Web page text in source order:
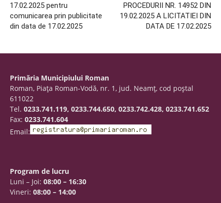
17.02.2025 pentru
comunicarea prin publicitate
din data de 17.02.2025
PROCEDURII NR. 14952 DIN
19.02.2025 A LICITATIEI DIN
DATA DE 17.02.2025
Primăria Municipiului Roman
Roman, Piaţa Roman-Vodă, nr. 1, jud. Neamţ, cod poştal
611022
Tel. 0233.741.119, 0233.744.650, 0233.742.428, 0233.741.652
Fax: 0233.741.604
Email:
Program de lucru
Luni – Joi: 08:00 – 16:30
Vineri: 08:00 – 14:00